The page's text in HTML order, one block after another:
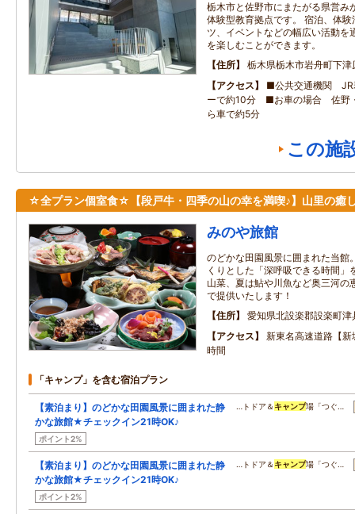
栃木市と佐野市にまたがる県営み
体験型教育拠点です。 宿泊、体験
ツ、イベントなどの幅広い活動を
を楽しむことができます。
住所
栃木県栃木市岩舟町下津
アクセス
■公共交通機関 JR
ーで約10分 ■お車の場合 佐野
ら車で約5分
この施
☆全プラン個室食☆【段戸牛・四季の山の幸を満喫♪】山里の癒
みのや旅館
のどかな田園風景に囲まれた当館
くりとした「深呼吸できる時間」
山菜、夏は鮎や川魚など奥三河の
で提供いたします！
住所
愛知県北設楽郡設楽町津
アクセス
新東名高速道路【
時間
「キャンプ」を含む宿泊プラン
【素泊まり】のどかな田園風景に囲まれた静
かな旅館★チェックイン21時OK♪
ポイント2%
…トドア＆ キャンプ場「つぐ…
【素泊まり】のどかな田園風景に囲まれた静
かな旅館★チェックイン21時OK♪
ポイント2%
…トドア＆ キャンプ場「つぐ…